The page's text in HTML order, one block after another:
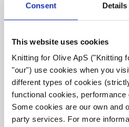
Consent Details
This website uses cookies
Knitting for Olive ApS ("Knitting
"our") use cookies when you
different types of cookies
functional cookies, performance
Some cookies are our own and
party services. For more
MED SOFT
Denne
FORTSETT Å